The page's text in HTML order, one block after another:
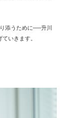
添うために──升川
いきます。